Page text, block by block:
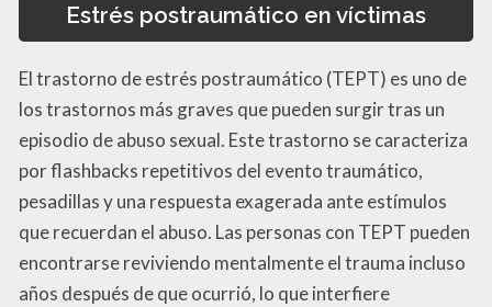
Estrés postraumático en víctimas
El trastorno de estrés postraumático (TEPT) es uno de
los trastornos más graves que pueden surgir tras un
episodio de abuso sexual. Este trastorno se caracteriza
por flashbacks repetitivos del evento traumático,
pesadillas y una respuesta exagerada ante estímulos
que recuerdan el abuso. Las personas con TEPT pueden
encontrarse reviviendo mentalmente el trauma incluso
años después de que ocurrió, lo que interfiere